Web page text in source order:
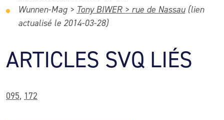
Wunnen-Mag > Tony BIWER > rue de Nassau(lien
actualisé le 2014-03-28)
ARTICLES SVQ LIÉS
095, 172